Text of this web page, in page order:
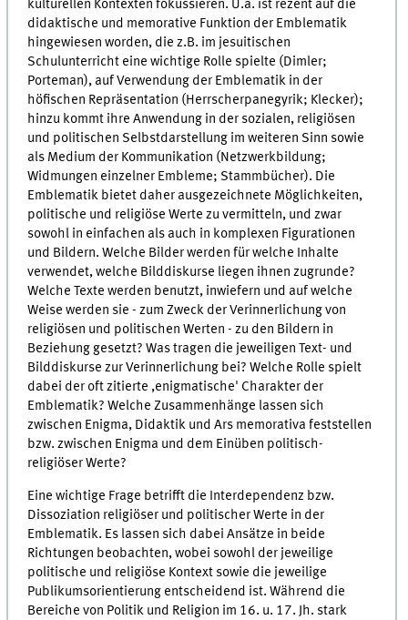
kulturellen Kontexten fokussieren. U.a. ist rezent auf die
didaktische und memorative Funktion der Emblematik
hingewiesen worden, die z.B. im jesuitischen
Schulunterricht eine wichtige Rolle spielte (Dimler;
Porteman), auf Verwendung der Emblematik in der
höfischen Repräsentation (Herrscherpanegyrik; Klecker);
hinzu kommt ihre Anwendung in der sozialen, religiösen
und politischen Selbstdarstellung im weiteren Sinn sowie
als Medium der Kommunikation (Netzwerkbildung;
Widmungen einzelner Embleme; Stammbücher). Die
Emblematik bietet daher ausgezeichnete Möglichkeiten,
politische und religiöse Werte zu vermitteln, und zwar
sowohl in einfachen als auch in komplexen Figurationen
und Bildern. Welche Bilder werden für welche Inhalte
verwendet, welche Bilddiskurse liegen ihnen zugrunde?
Welche Texte werden benutzt, inwiefern und auf welche
Weise werden sie - zum Zweck der Verinnerlichung von
religiösen und politischen Werten - zu den Bildern in
Beziehung gesetzt? Was tragen die jeweiligen Text- und
Bilddiskurse zur Verinnerlichung bei? Welche Rolle spielt
dabei der oft zitierte ,enigmatische' Charakter der
Emblematik? Welche Zusammenhänge lassen sich
zwischen Enigma, Didaktik und Ars memorativa feststellen
bzw. zwischen Enigma und dem Einüben politisch-
religiöser Werte?
Eine wichtige Frage betrifft die Interdependenz bzw.
Dissoziation religiöser und politischer Werte in der
Emblematik. Es lassen sich dabei Ansätze in beide
Richtungen beobachten, wobei sowohl der jeweilige
politische und religiöse Kontext sowie die jeweilige
Publikumsorientierung entscheidend ist. Während die
Bereiche von Politik und Religion im 16. u. 17. Jh. stark